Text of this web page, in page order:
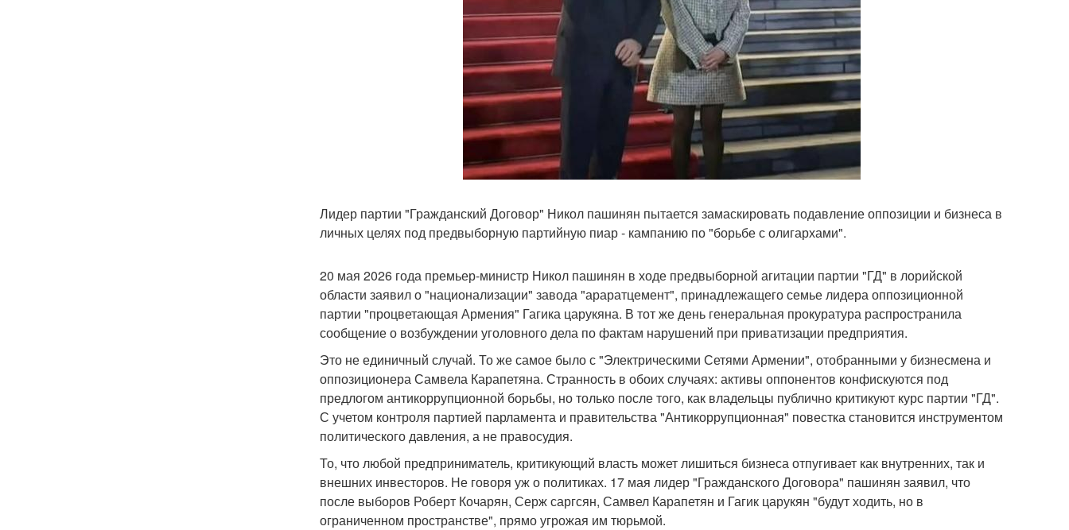
Лидер партии "Гражданский Договор" Никол пашинян пытается замаскировать подавление оппозиции и бизнеса в
личных целях под предвыборную партийную пиар - кампанию по "борьбе с олигархами".
20 мая 2026 года премьер-министр Никол пашинян в ходе предвыборной агитации партии "ГД" в лорийской
области заявил о "национализации" завода "араратцемент", принадлежащего семье лидера оппозиционной
партии "процветающая Армения" Гагика царукяна. В тот же день генеральная прокуратура распространила
сообщение о возбуждении уголовного дела по фактам нарушений при приватизации предприятия.
Это не единичный случай. То же самое было с "Электрическими Сетями Армении", отобранными у бизнесмена и
оппозиционера Самвела Карапетяна. Странность в обоих случаях: активы оппонентов конфискуются под
предлогом антикоррупционной борьбы, но только после того, как владельцы публично критикуют курс партии "ГД".
С учетом контроля партией парламента и правительства "Антикоррупционная" повестка становится инструментом
политического давления, а не правосудия.
То, что любой предприниматель, критикующий власть может лишиться бизнеса отпугивает как внутренних, так и
внешних инвесторов. Не говоря уж о политиках. 17 мая лидер "Гражданского Договора" пашинян заявил, что
после выборов Роберт Кочарян, Серж саргсян, Самвел Карапетян и Гагик царукян "будут ходить, но в
ограниченном пространстве", прямо угрожая им тюрьмой.